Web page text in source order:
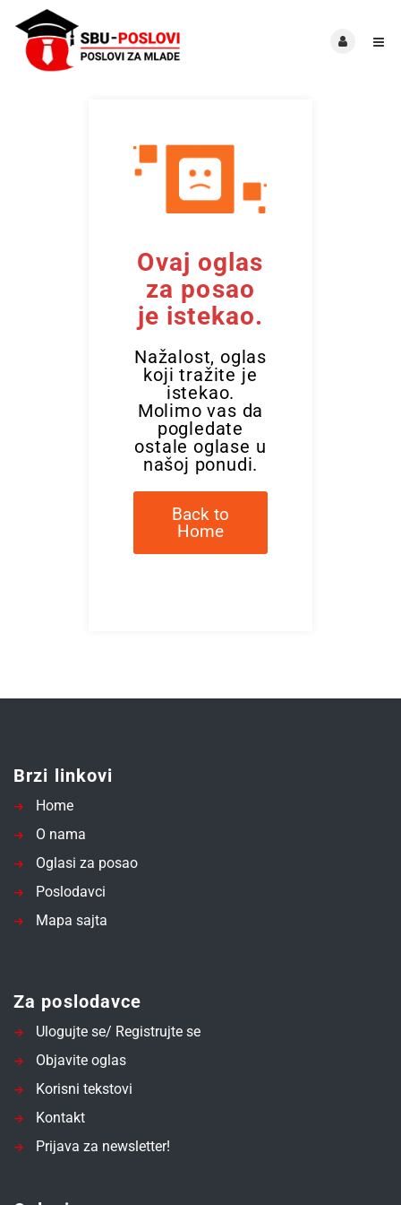
Ovaj oglas
za posao
je istekao.
Nažalost, oglas
koji tražite je
istekao.
Molimo vas da
pogledate
ostale oglase u
našoj ponudi.
Back to
Home
Brzi linkovi
Home
O nama
Oglasi za posao
Poslodavci
Mapa sajta
Za poslodavce
Ulogujte se/ Registrujte se
Objavite oglas
Korisni tekstovi
Kontakt
Prijava za newsletter!